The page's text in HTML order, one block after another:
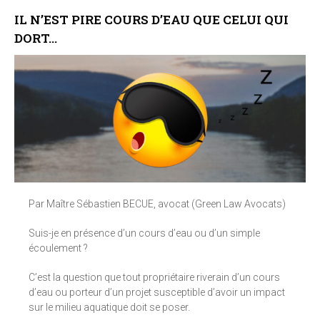
IL N’EST PIRE COURS D’EAU QUE CELUI QUI
DORT…
Par Maître Sébastien BECUE, avocat (Green Law Avocats)
Suis-je en présence d’un cours d’eau ou d’un simple
écoulement ?
C’est la question que tout propriétaire riverain d’un cours
d’eau ou porteur d’un projet susceptible d’avoir un impact
sur le milieu aquatique doit se poser.